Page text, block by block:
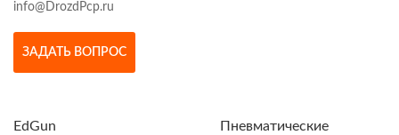
info@DrozdPcp.ru
ЗАДАТЬ ВОПРОС
EdGun
Пневматические